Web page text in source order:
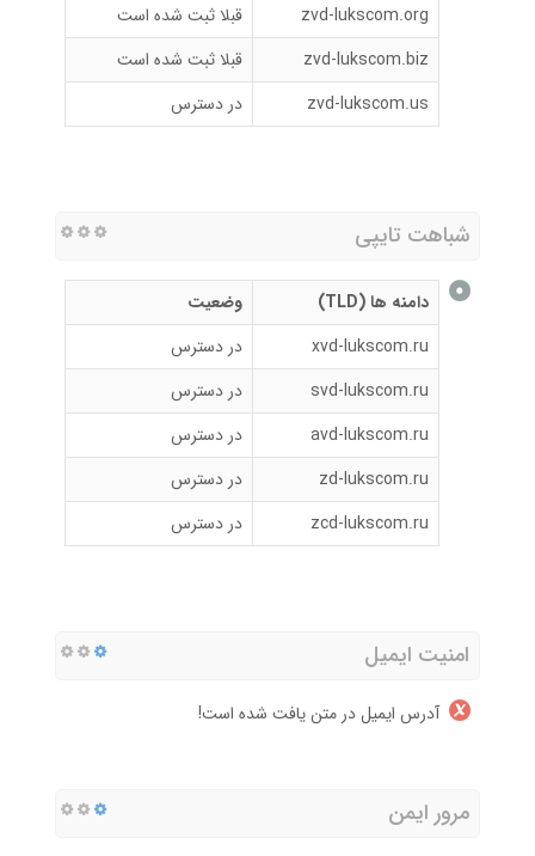
zvd-lukscom.org
قبلا ثبت شده است
zvd-lukscom.biz
قبلا ثبت شده است
zvd-lukscom.us
در دسترس
شباهت تایپی
دامنه ها (TLD)
وضعیت
xvd-lukscom.ru
در دسترس
svd-lukscom.ru
در دسترس
avd-lukscom.ru
در دسترس
zd-lukscom.ru
در دسترس
zcd-lukscom.ru
در دسترس
امنیت ایمیل
آدرس ایمیل در متن یافت شده است!
مرور ایمن